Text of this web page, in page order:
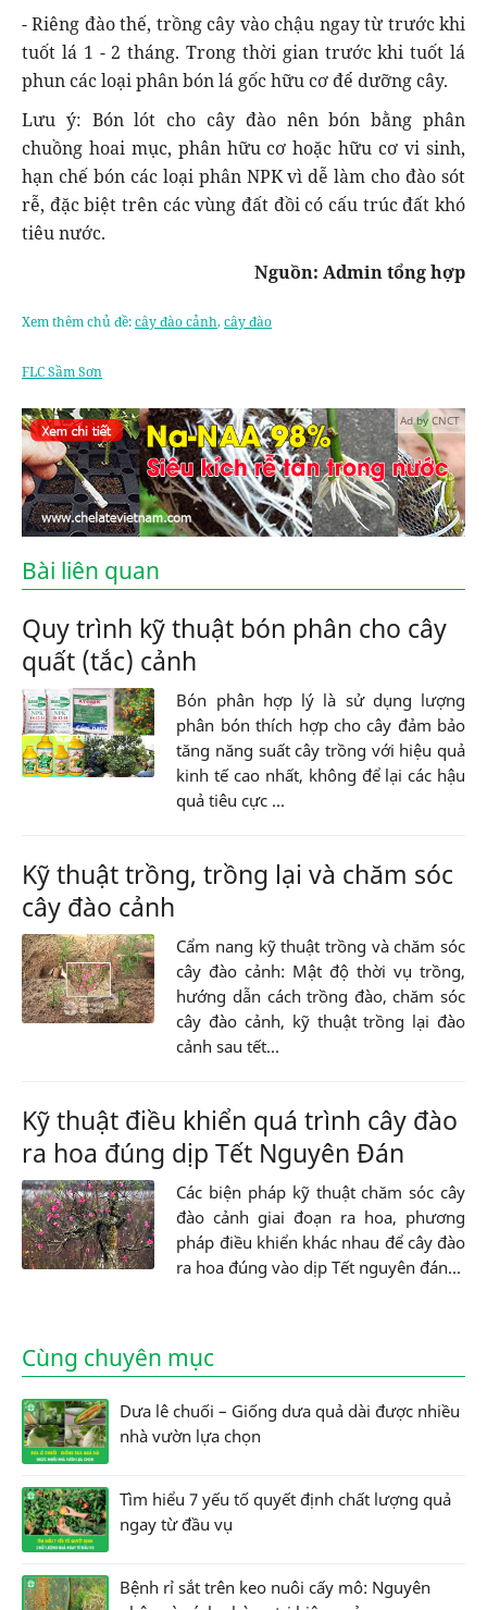
- Riêng đào thế, trồng cây vào chậu ngay từ trước khi
tuốt lá 1 - 2 tháng. Trong thời gian trước khi tuốt lá
phun các loại phân bón lá gốc hữu cơ để dưỡng cây.
Lưu ý: Bón lót cho cây đào nên bón bằng phân
chuồng hoai mục, phân hữu cơ hoặc hữu cơ vi sinh,
hạn chế bón các loại phân NPK vì dễ làm cho đào sót
rễ, đặc biệt trên các vùng đất đồi có cấu trúc đất khó
tiêu nước.
Nguồn: Admin tổng hợp
Xem thêm chủ đề:cây đào cảnh,cây đào
FLC Sầm Sơn
Ad by CNCT
Bài liên quan
Quy trình kỹ thuật bón phân cho cây
quất (tắc) cảnh
Bón phân hợp lý là sử dụng lượng
phân bón thích hợp cho cây đảm bảo
tăng năng suất cây trồng với hiệu quả
kinh tế cao nhất, không để lại các hậu
quả tiêu cực ...
Kỹ thuật trồng, trồng lại và chăm sóc
cây đào cảnh
Cẩm nang kỹ thuật trồng và chăm sóc
cây đào cảnh: Mật độ thời vụ trồng,
hướng dẫn cách trồng đào, chăm sóc
cây đào cảnh, kỹ thuật trồng lại đào
cảnh sau tết...
Kỹ thuật điều khiển quá trình cây đào
ra hoa đúng dịp Tết Nguyên Đán
Các biện pháp kỹ thuật chăm sóc cây
đào cảnh giai đoạn ra hoa, phương
pháp điều khiển khác nhau để cây đào
ra hoa đúng vào dịp Tết nguyên đán...
Cùng chuyên mục
Dưa lê chuối – Giống dưa quả dài được nhiều
nhà vườn lựa chọn
Tìm hiểu 7 yếu tố quyết định chất lượng quả
ngay từ đầu vụ
Bệnh rỉ sắt trên keo nuôi cấy mô: Nguyên